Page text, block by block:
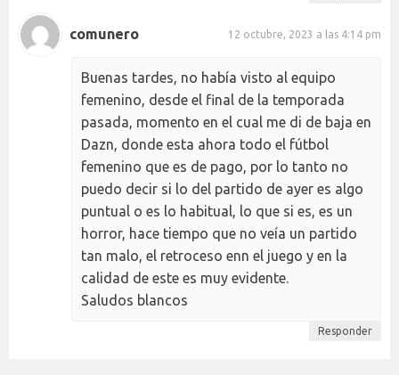
comunero 12 octubre, 2023 a las 4:14 pm
Buenas tardes, no había visto al equipo
femenino, desde el final de la temporada
pasada, momento en el cual me di de baja en
Dazn, donde esta ahora todo el fútbol
femenino que es de pago, por lo tanto no
puedo decir si lo del partido de ayer es algo
puntual o es lo habitual, lo que si es, es un
horror, hace tiempo que no veía un partido
tan malo, el retroceso enn el juego y en la
calidad de este es muy evidente.
Saludos blancos
Responder